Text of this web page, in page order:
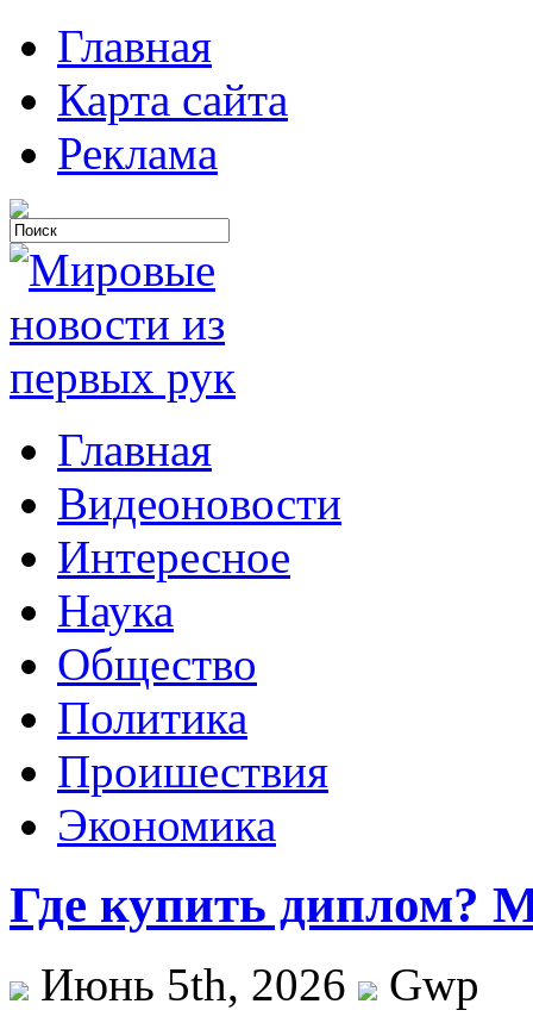
Главная
Карта сайта
Реклама
Главная
Видеоновости
Интересное
Наука
Общество
Политика
Проишествия
Экономика
Где купить диплом?
Июнь 5th, 2026
Gwp